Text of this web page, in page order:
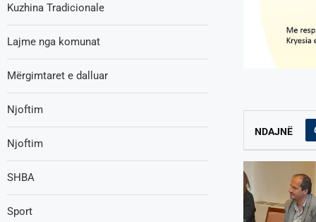
NDAJNË
Kuzhina Tradicionale
Lajme nga komunat
Mërgimtaret e dalluar
Njoftim
Njoftim
SHBA
Sport